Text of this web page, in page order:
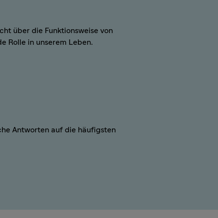
über die Funktionsweise von
Rolle in unserem Leben.
Antworten auf die häufigsten